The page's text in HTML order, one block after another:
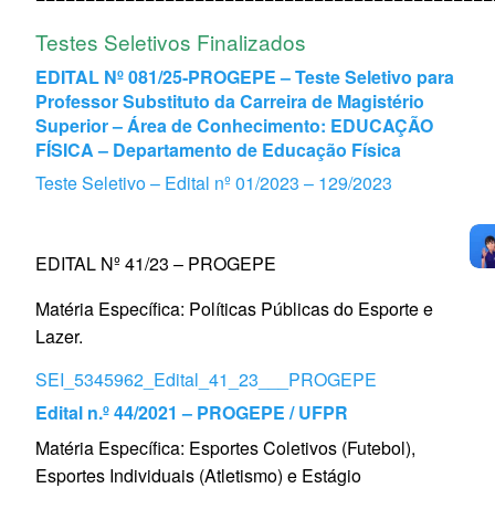
Testes Seletivos Finalizados
EDITAL Nº 081/25‐PROGEPE – Teste Seletivo para
Professor Substituto da Carreira de Magistério
Superior – Área de Conhecimento: EDUCAÇÃO
FÍSICA – Departamento de Educação Física
Teste Seletivo – Edital nº 01/2023 – 129/2023
EDITAL Nº 41/23 – PROGEPE
Matéria Específica: Políticas Públicas do Esporte e
Lazer.
SEI_5345962_Edital_41_23___PROGEPE
Edital n.º 44/2021 – PROGEPE / UFPR
Matéria Específica: Esportes Coletivos (Futebol),
Esportes Individuais (Atletismo) e Estágio